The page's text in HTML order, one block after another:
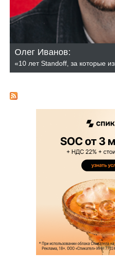
Олег Иванов:
«10 лет Standoff, за которые